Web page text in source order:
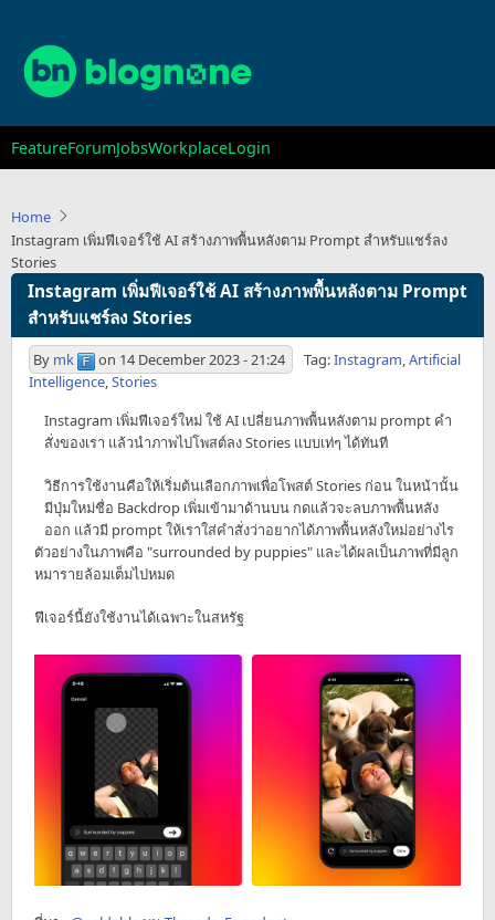
main
content
Main
navigation
FeatureForumJobsWorkplaceLogin
Home
Instagram เพิ่มฟีเจอร์ใช้ AI สร้างภาพพื้นหลังตาม Prompt สำหรับแชร์ลง
Stories
Instagram เพิ่มฟีเจอร์ใช้ AI สร้างภาพพื้นหลังตาม Prompt
สำหรับแชร์ลง Stories
By mk on 14 December 2023 - 21:24 Tag:Instagram,Artificial
Intelligence,Stories
Instagram เพิ่มฟีเจอร์ใหม่ ใช้ AI เปลี่ยนภาพพื้นหลังตาม prompt คำ
สั่งของเรา แล้วนำภาพไปโพสต์ลง Stories แบบเท่ๆ ได้ทันที
วิธีการใช้งานคือให้เริ่มต้นเลือกภาพเพื่อโพสต์ Stories ก่อน ในหน้านั้น
มีปุ่มใหม่ชื่อ Backdrop เพิ่มเข้ามาด้านบน กดแล้วจะลบภาพพื้นหลัง
ออก แล้วมี prompt ให้เราใส่คำสั่งว่าอยากได้ภาพพื้นหลังใหม่อย่างไร
ตัวอย่างในภาพคือ "surrounded by puppies" และได้ผลเป็นภาพที่มีลูก
หมารายล้อมเต็มไปหมด
ฟีเจอร์นี้ยังใช้งานได้เฉพาะในสหรัฐ